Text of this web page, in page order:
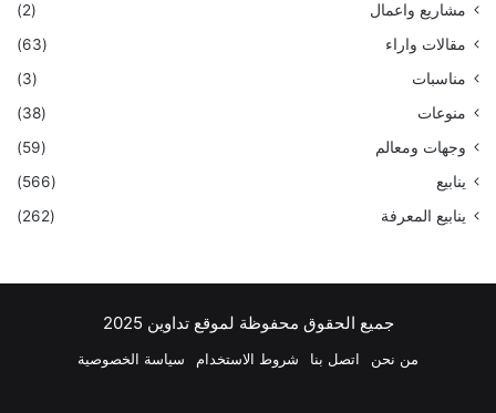
مشاريع واعمال
(2)
مقالات واراء
(63)
مناسبات
(3)
منوعات
(38)
وجهات ومعالم
(59)
ينابيع
(566)
ينابيع المعرفة
(262)
جميع الحقوق محفوظة لموقع تداوين 2025
من نحن اتصل بنا شروط الاستخدام سياسة الخصوصية